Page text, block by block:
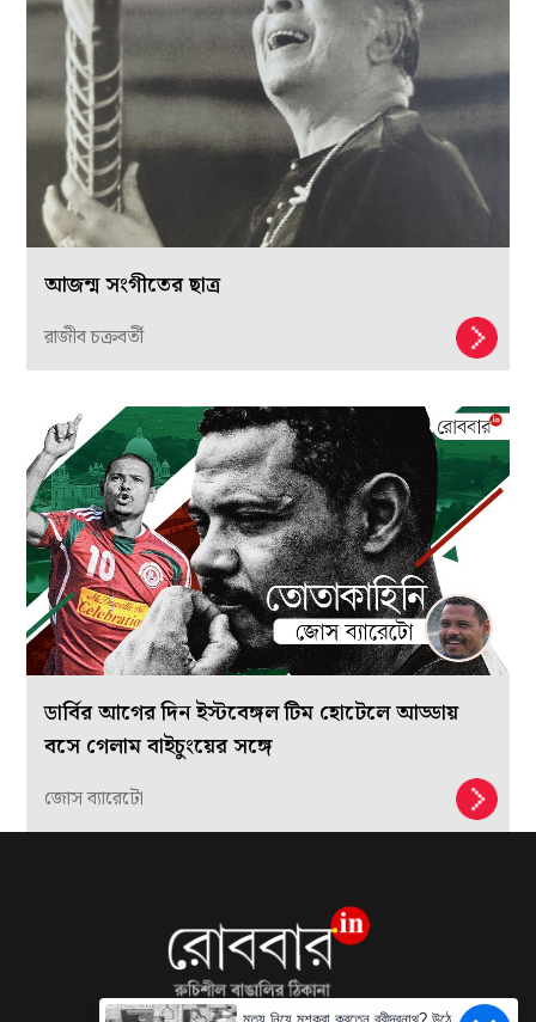
আজন্ম সংগীতের ছাত্র
রাজীব চক্রবর্তী
ডার্বির আগের দিন ইস্টবেঙ্গল টিম হোটেলে আড্ডায়
বসে গেলাম বাইচুংয়ের সঙ্গে
জোস ব্যারেটো